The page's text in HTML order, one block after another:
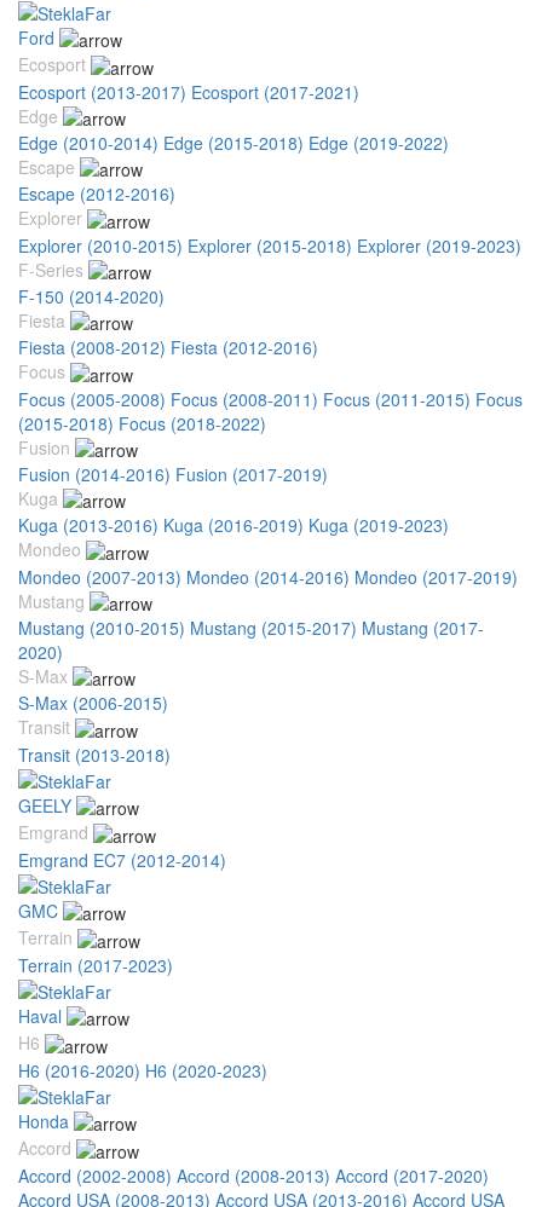
Ford
Ecosport
Ecosport (2013-2017) Ecosport (2017-2021)
Edge
Edge (2010-2014) Edge (2015-2018) Edge (2019-2022)
Escape
Escape (2012-2016)
Explorer
Explorer (2010-2015) Explorer (2015-2018) Explorer (2019-2023)
F-Series
F-150 (2014-2020)
Fiesta
Fiesta (2008-2012) Fiesta (2012-2016)
Focus
Focus (2005-2008) Focus (2008-2011) Focus (2011-2015) Focus
(2015-2018) Focus (2018-2022)
Fusion
Fusion (2014-2016) Fusion (2017-2019)
Kuga
Kuga (2013-2016) Kuga (2016-2019) Kuga (2019-2023)
Mondeo
Mondeo (2007-2013) Mondeo (2014-2016) Mondeo (2017-2019)
Mustang
Mustang (2010-2015) Mustang (2015-2017) Mustang (2017-
2020)
S-Max
S-Max (2006-2015)
Transit
Transit (2013-2018)
GEELY
Emgrand
Emgrand EC7 (2012-2014)
GMC
Terrain
Terrain (2017-2023)
Haval
H6
H6 (2016-2020) H6 (2020-2023)
Honda
Accord
Accord (2002-2008) Accord (2008-2013) Accord (2017-2020)
Accord USA (2008-2013) Accord USA (2013-2016) Accord USA